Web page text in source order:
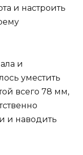
и настроить
и
уместить
всего 78 мм,
и наводить